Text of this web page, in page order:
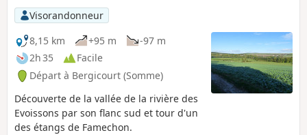
Visorandonneur
8,15 km
+95 m
-97 m
2h 35
Facile
Départ à Bergicourt (Somme)
Découverte de la vallée de la rivière des
Evoissons par son flanc sud et tour d'un
des étangs de Famechon.